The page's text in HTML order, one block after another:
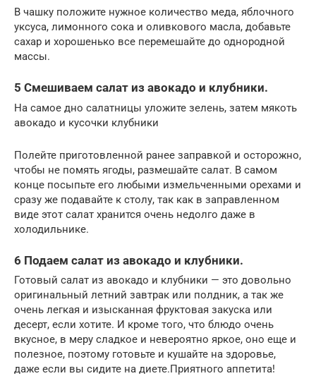
В чашку положите нужное количество меда, яблочного
уксуса, лимонного сока и оливкового масла, добавьте
сахар и хорошенько все перемешайте до однородной
массы.
5 Смешиваем салат из авокадо и клубники.
На самое дно салатницы уложите зелень, затем мякоть
авокадо и кусочки клубники
Полейте приготовленной ранее заправкой и осторожно,
чтобы не помять ягоды, размешайте салат. В самом
конце посыпьте его любыми измельченными орехами и
сразу же подавайте к столу, так как в заправленном
виде этот салат хранится очень недолго даже в
холодильнике.
6 Подаем салат из авокадо и клубники.
Готовый салат из авокадо и клубники — это довольно
оригинальный летний завтрак или полдник, а так же
очень легкая и изысканная фруктовая закуска или
десерт, если хотите. И кроме того, что блюдо очень
вкусное, в меру сладкое и невероятно яркое, оно еще и
полезное, поэтому готовьте и кушайте на здоровье,
даже если вы сидите на диете.Приятного аппетита!